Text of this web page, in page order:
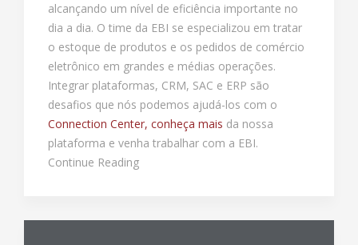
alcançando um nível de eficiência importante no
dia a dia. O time da EBI se especializou em tratar
o estoque de produtos e os pedidos de comércio
eletrônico em grandes e médias operações.
Integrar plataformas, CRM, SAC e ERP são
desafios que nós podemos ajudá-los com o
Connection Center, conheça mais da nossa
plataforma e venha trabalhar com a EBI.
Continue Reading